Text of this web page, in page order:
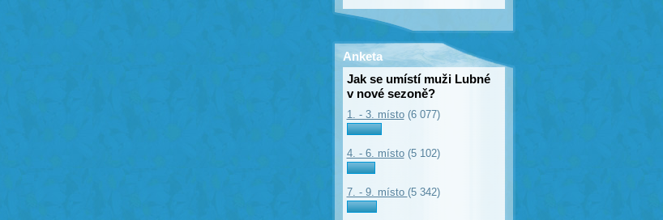
Anketa
Jak se umístí muži Lubné
v nové sezoně?
1. - 3. místo (6 077)
4. - 6. místo (5 102)
7. - 9. místo (5 342)